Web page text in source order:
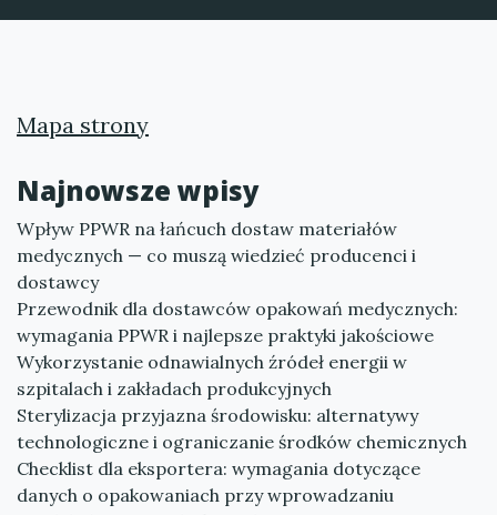
Mapa strony
Najnowsze wpisy
Wpływ PPWR na łańcuch dostaw materiałów
medycznych — co muszą wiedzieć producenci i
dostawcy
Przewodnik dla dostawców opakowań medycznych:
wymagania PPWR i najlepsze praktyki jakościowe
Wykorzystanie odnawialnych źródeł energii w
szpitalach i zakładach produkcyjnych
Sterylizacja przyjazna środowisku: alternatywy
technologiczne i ograniczanie środków chemicznych
Checklist dla eksportera: wymagania dotyczące
danych o opakowaniach przy wprowadzaniu